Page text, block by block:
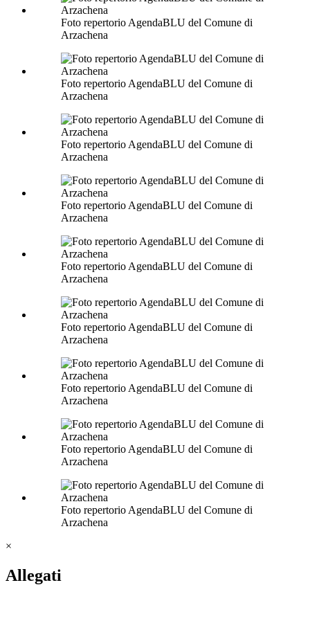
Foto repertorio AgendaBLU del Comune di
Arzachena
Foto repertorio AgendaBLU del Comune di
Arzachena
Foto repertorio AgendaBLU del Comune di
Arzachena
Foto repertorio AgendaBLU del Comune di
Arzachena
Foto repertorio AgendaBLU del Comune di
Arzachena
Foto repertorio AgendaBLU del Comune di
Arzachena
Foto repertorio AgendaBLU del Comune di
Arzachena
Foto repertorio AgendaBLU del Comune di
Arzachena
Foto repertorio AgendaBLU del Comune di
Arzachena
×
Allegati